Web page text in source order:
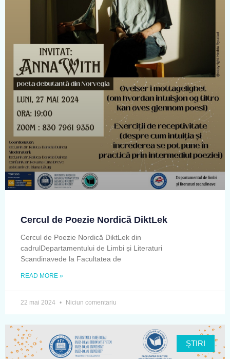
Cercul de Poezie Nordică DiktLek
Cercul de Poezie Nordică DiktLek din
cadrulDepartamentului de Limbi și Literaturi
Scandinavede la Facultatea de
READ MORE »
22 mai 2024 Niciun comentariu
ŞTIRI